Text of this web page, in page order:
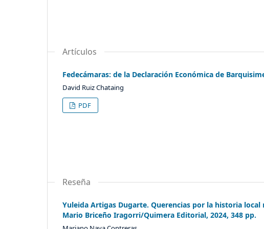
Artículos
Fedecámaras: de la Declaración Económica de
David Ruiz Chataing
PDF
Reseña
Yuleida Artigas Dugarte. Querencias por la historia
Mario Briceño Iragorri/Quimera Editorial, 2024, 348 pp.